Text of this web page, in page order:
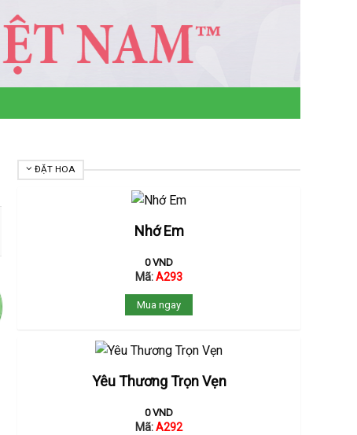
ĐẶT HOA
Nhớ Em
0VND
Mã:A293
Mua ngay
Yêu Thương Trọn Vẹn
0VND
Mã:A292